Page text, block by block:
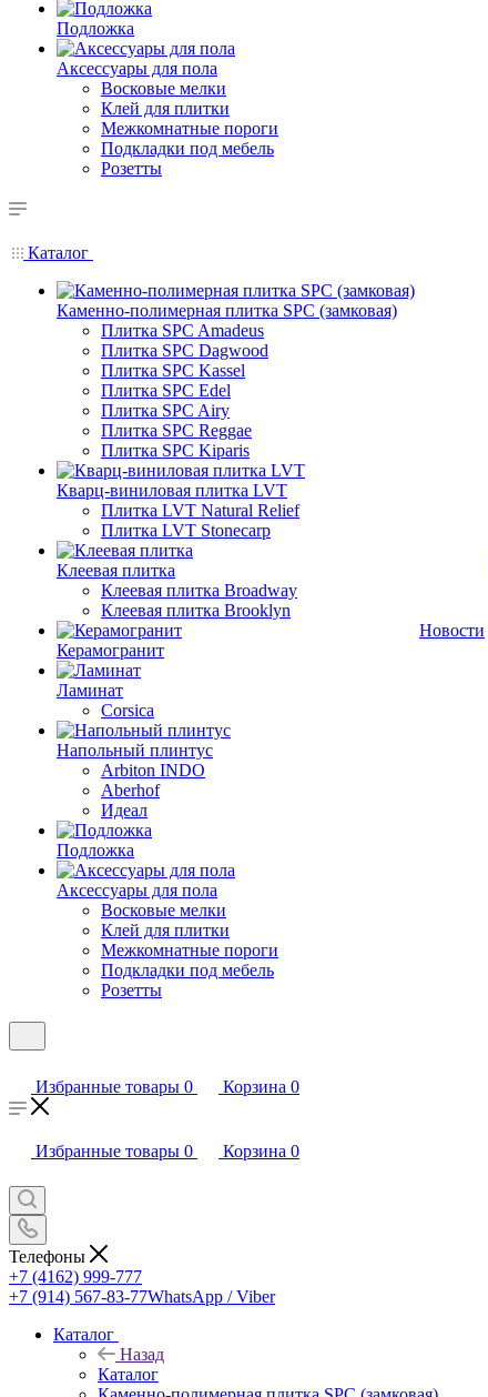
Подложка
Аксессуары для пола
Восковые мелки
Клей для плитки
Межкомнатные пороги
Подкладки под мебель
Розетты
Каталог
Каменно-полимерная плитка SPC (замковая)
Плитка SPC Amadeus
Плитка SPC Dagwood
Плитка SPC Kassel
Плитка SPC Edel
Плитка SPC Airy
Плитка SPC Reggae
Плитка SPC Kiparis
Кварц-виниловая плитка LVT
Плитка LVT Natural Relief
Плитка LVT Stonecarp
Клеевая плитка
Клеевая плитка Broadway
Клеевая плитка Brooklyn
Керамогранит
Ламинат
Corsica
Напольный плинтус
Arbiton INDO
Aberhof
Идеал
Подложка
Аксессуары для пола
Восковые мелки
Клей для плитки
Межкомнатные пороги
Подкладки под мебель
Розетты
Новости
Избранные товары 0 Корзина 0
Избранные товары 0 Корзина 0
Телефоны
+7 (4162) 999-777
+7 (914) 567-83-77WhatsApp / Viber
Каталог
Назад
Каталог